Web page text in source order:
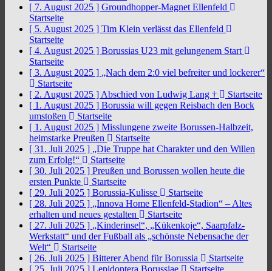
[ 7. August 2025 ] Groundhopper-Magnet Ellenfeld
Startseite
[ 5. August 2025 ] Tim Klein verlässt das Ellenfeld
Startseite
[ 4. August 2025 ] Borussias U23 mit gelungenem Start
Startseite
[ 3. August 2025 ] „Nach dem 2:0 viel befreiter und lockerer“
Startseite
[ 2. August 2025 ] Abschied von Ludwig Lang †
Startseite
[ 1. August 2025 ] Borussia will gegen Reisbach den Bock
umstoßen
Startseite
[ 1. August 2025 ] Misslungene zweite Borussen-Halbzeit,
heimstarke Preußen
Startseite
[ 31. Juli 2025 ] „Die Truppe hat Charakter und den Willen
zum Erfolg!“
Startseite
[ 30. Juli 2025 ] Preußen und Borussen wollen heute die
ersten Punkte
Startseite
[ 29. Juli 2025 ] Borussia-Kulisse
Startseite
[ 28. Juli 2025 ] „Innova Home Ellenfeld-Stadion“ – Altes
erhalten und neues gestalten
Startseite
[ 27. Juli 2025 ] „Kinderinsel“, „Kükenkoje“, Saarpfalz-
Werkstatt“ und der Fußball als „schönste Nebensache der
Welt“
Startseite
[ 26. Juli 2025 ] Bitterer Abend für Borussia
Startseite
[ 25. Juli 2025 ] Lepidoptera Borussiae
Startseite